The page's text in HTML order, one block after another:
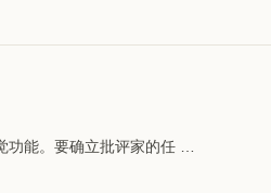
能。要确立批评家的任 …